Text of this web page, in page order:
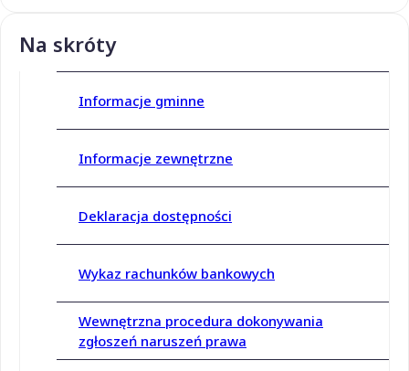
Na skróty
Informacje gminne
Informacje zewnętrzne
Deklaracja dostępności
Wykaz rachunków bankowych
Wewnętrzna procedura dokonywania
zgłoszeń naruszeń prawa